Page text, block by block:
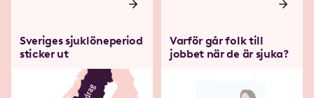
Sveriges sjuklöneperiod
sticker ut
Varför går folk till
jobbet när de är sjuka?